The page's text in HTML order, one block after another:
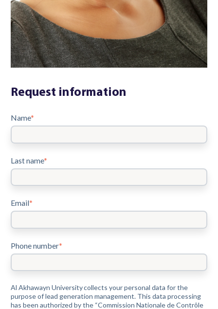
Request information
Name*
Last name*
Email*
Phone number*
Al Akhawayn University collects your personal data for the
purpose of lead generation management. This data processing
has been authorized by the “Commission Nationale de Contrôle